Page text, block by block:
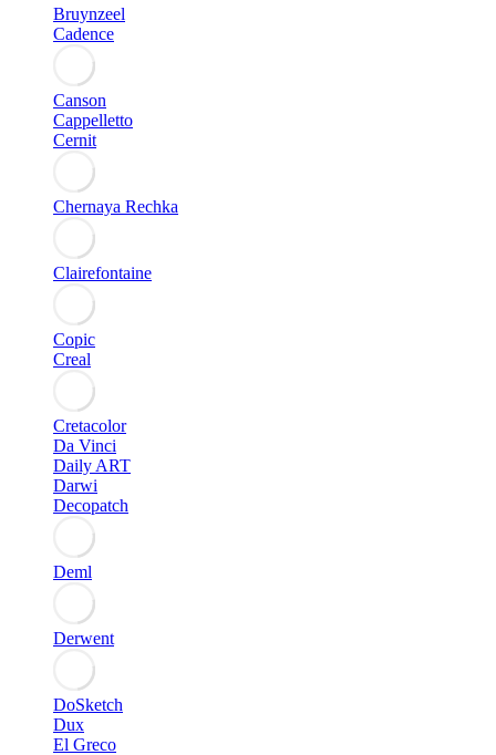
Bruynzeel
Cadence
Canson
Cappelletto
Cernit
Chernaya Rechka
Clairefontaine
Copic
Creal
Cretacolor
Da Vinci
Daily ART
Darwi
Decopatch
Deml
Derwent
DoSketch
Dux
El Greco